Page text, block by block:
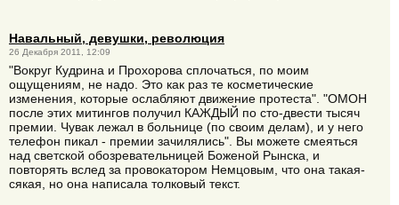
Навальный, девушки, революция
26 Декабря 2011, 12:09
"Вокруг Кудрина и Прохорова сплочаться, по моим
ощущениям, не надо. Это как раз те косметические
изменения, которые ослабляют движение протеста". "ОМОН
после этих митингов получил КАЖДЫЙ по сто-двести тысяч
премии. Чувак лежал в больнице (по своим делам), и у него
телефон пикал - премии зачилялись". Вы можете смеяться
над светской обозревательницей Боженой Рынска, и
повторять вслед за провокатором Немцовым, что она такая-
сякая, но она написала толковый текст.